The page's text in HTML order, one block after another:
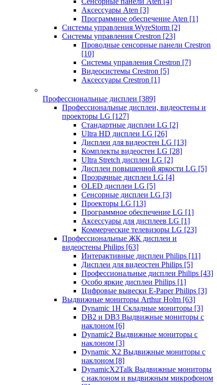
Аксессуары Aten [3]
Программное обеспечение Aten [1]
Системы управления WyreStorm [2]
Системы управления Crestron [23]
Проводные сенсорные панели Crestron
[10]
Системы управления Crestron [7]
Видеосистемы Crestron [5]
Аксессуары Crestron [1]
Профессиональные дисплеи [389]
Профессиональные дисплеи, видеостены и
проекторы LG [127]
Стандартные дисплеи LG [2]
Ultra HD дисплеи LG [26]
Дисплеи для видеостен LG [13]
Комплекты видеостен LG [28]
Ultra Stretch дисплеи LG [2]
Дисплеи повышенной яркости LG [5]
Прозрачные дисплеи LG [4]
OLED дисплеи LG [5]
Сенсорные дисплеи LG [3]
Проекторы LG [13]
Программное обеспечение LG [1]
Аксессуары для дисплеев LG [1]
Коммерческие телевизоры LG [23]
Профессиональные ЖК дисплеи и
видеостены Philips [63]
Интерактивные дисплеи Philips [11]
Дисплеи для видеостен Philips [5]
Профессиональные дисплеи Philips [43]
Особо яркие дисплеи Philips [1]
Цифровые вывески E-Paper Philips [3]
Выдвижные мониторы Arthur Holm [63]
Dynamic 1Н Складные мониторы [3]
DB2 и DB3 Выдвижные мониторы с
наклоном [6]
Dynamic2 Выдвижные мониторы с
наклоном [3]
Dynamic X2 Выдвижные мониторы с
наклоном [8]
DynamicX2Talk Выдвижные мониторы
с наклоном и выдвижным микрофоном